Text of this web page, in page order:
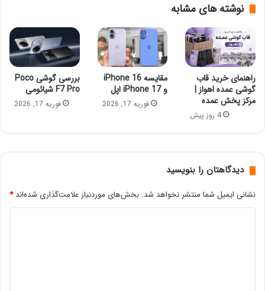
نوشته های مشابه
راهنمای خرید قاب
گوشی عمده اهواز |
مرکز پخش عمده
4 روز پیش
مقایسه iPhone 16
و iPhone 17 اپل
فوریه 17, 2026
بررسی گوشی Poco
F7 Pro شیائومی
فوریه 17, 2026
دیدگاهتان را بنویسید
نشانی ایمیل شما منتشر نخواهد شد. بخش‌های موردنیاز علامت‌گذاری شده‌اند*